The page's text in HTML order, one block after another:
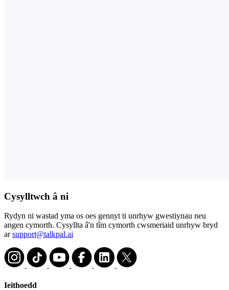
Cysylltwch â ni
Rydyn ni wastad yma os oes gennyt ti unrhyw gwestiynau neu
angen cymorth. Cysyllta â'n tîm cymorth cwsmeriaid unrhyw bryd
arsupport@talkpal.ai
Ieithoedd